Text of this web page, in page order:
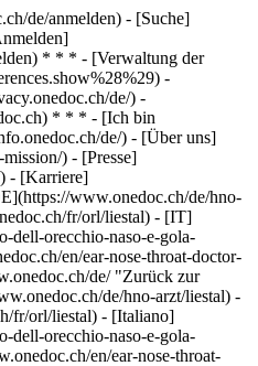
de/anmelden) - [Suche]
* * * - [Verwaltung der
-
de/) -
* * * - [Ich bin
de/) - [Über uns]
) - [Presse]
- [Karriere]
www.onedoc.ch/de/hno-
fr/orl/liestal) - [IT]
dell-orecchio-naso-e-gola-
en/ear-nose-throat-doctor-
de/ "Zurück zur
de/hno-arzt/liestal) -
fr/orl/liestal) - [Italiano]
dell-orecchio-naso-e-gola-
en/ear-nose-throat-